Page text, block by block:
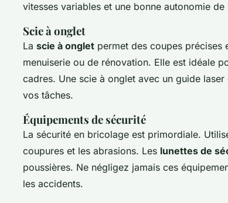
vitesses variables et une bonne autonomie de
Scie à onglet
La scie à onglet permet des coupes précises
menuiserie ou de rénovation. Elle est idéale
cadres. Une scie à onglet avec un guide
vos tâches.
Équipements de sécurité
La sécurité en bricolage est primordiale.
coupures et les abrasions. Les lunettes de
poussières. Ne négligez jamais ces
les accidents.